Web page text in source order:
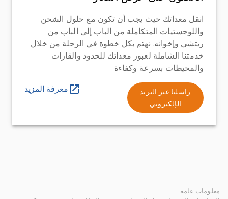
انقل معداتك حيث يجب أن تكون مع حلول الشحن
واللوجستيات المتكاملة من الباب إلى الباب من
ريتشي وإخوانه. نهتم بكل خطوة في الرحلة من خلال
خدمتنا الشاملة لعبور معداتك للحدود والقارات
والمحيطات بسرعة وكفاءة
راسلنا عبر البريد
الإلكتروني
معرفة المزيد
معلومات عامة